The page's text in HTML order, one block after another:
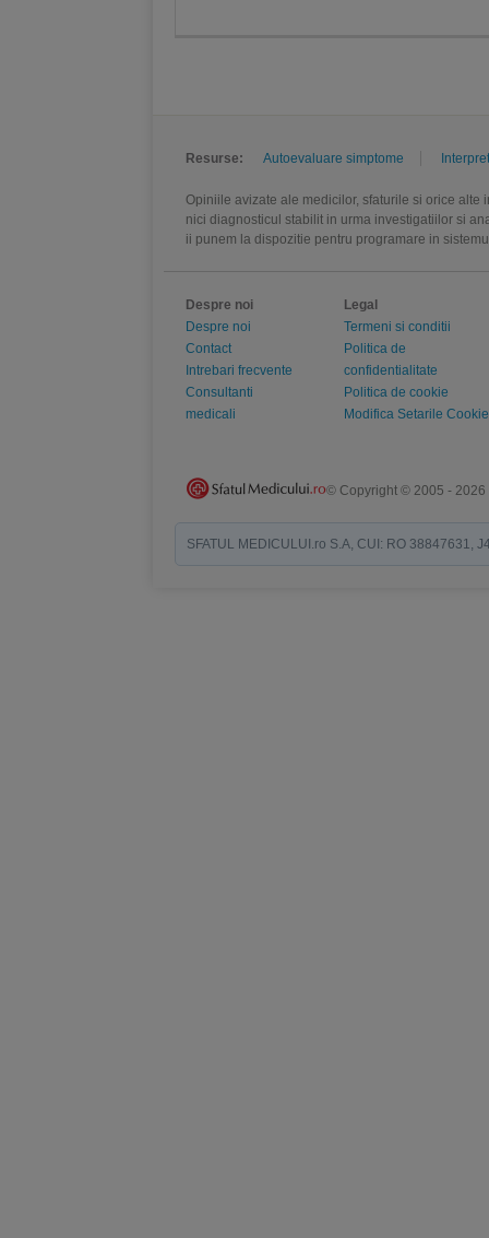
Resurse: Autoevaluare simptome
Opiniile avizate ale medicilor, sfaturile si orice
nici diagnosticul stabilit in urma investigatiilor si
ii punem la dispozitie pentru programare in
Despre noi
Despre noi
Contact
Intrebari frecvente
Consultanti
medicali
Legal
Termeni si conditii
Politica de
confidentialitate
Politica de cookie
Modifica Setarile Cookie
© Copyright © 2005 - 2026
SFATUL MEDICULUI.ro S.A, CUI: RO 38847631,